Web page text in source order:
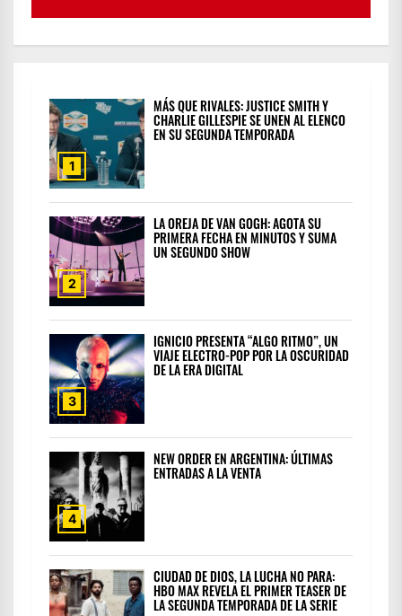
1
MÁS QUE RIVALES: JUSTICE SMITH Y
CHARLIE GILLESPIE SE UNEN AL ELENCO
EN SU SEGUNDA TEMPORADA
2
LA OREJA DE VAN GOGH: AGOTA SU
PRIMERA FECHA EN MINUTOS Y SUMA
UN SEGUNDO SHOW
3
IGNICIO PRESENTA “ALGO RITMO”, UN
VIAJE ELECTRO-POP POR LA OSCURIDAD
DE LA ERA DIGITAL
4
NEW ORDER EN ARGENTINA: ÚLTIMAS
ENTRADAS A LA VENTA
CIUDAD DE DIOS, LA LUCHA NO PARA:
HBO MAX REVELA EL PRIMER TEASER DE
LA SEGUNDA TEMPORADA DE LA SERIE